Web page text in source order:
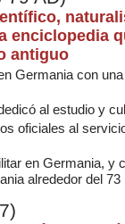
enciclopedia
antiguo
Germania con
al estudio y
oficiales al
en Germania, y
alrededor del 73